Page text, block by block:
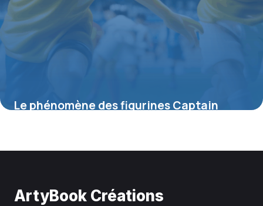
Le phénomène des figurines Captain
ArtyBook Créations